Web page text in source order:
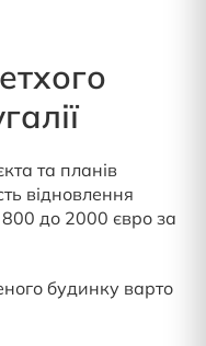
та планів
відновлення
800 до 2000 євро за
будинку варто